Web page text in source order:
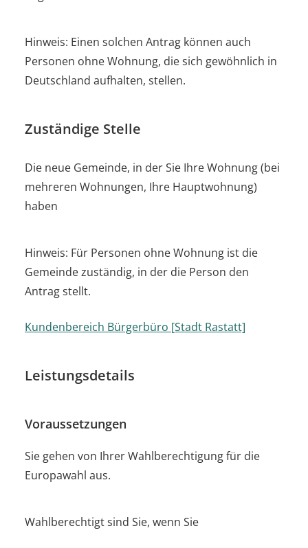
Hinweis: Einen solchen Antrag können auch
Personen ohne Wohnung, die sich gewöhnlich in
Deutschland aufhalten, stellen.
Zuständige Stelle
Die neue Gemeinde, in der Sie Ihre Wohnung (bei
mehreren Wohnungen, Ihre Hauptwohnung)
haben
Hinweis: Für Personen ohne Wohnung ist die
Gemeinde zuständig, in der die Person den
Antrag stellt.
Kundenbereich Bürgerbüro [Stadt Rastatt]
Leistungsdetails
Voraussetzungen
Sie gehen von Ihrer Wahlberechtigung für die
Europawahl aus.
Wahlberechtigt sind Sie, wenn Sie